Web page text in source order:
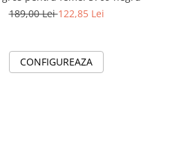
189,00 Lei122,85 Lei
CONFIGUREAZA